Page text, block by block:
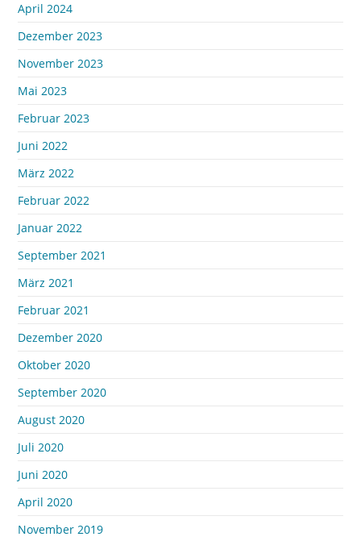
April 2024
Dezember 2023
November 2023
Mai 2023
Februar 2023
Juni 2022
März 2022
Februar 2022
Januar 2022
September 2021
März 2021
Februar 2021
Dezember 2020
Oktober 2020
September 2020
August 2020
Juli 2020
Juni 2020
April 2020
November 2019